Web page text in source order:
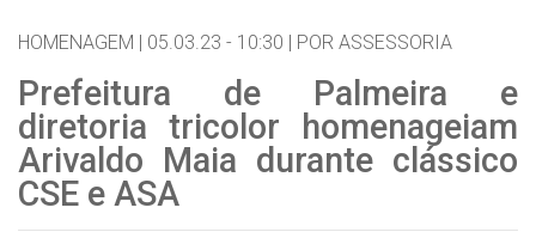
HOMENAGEM | 05.03.23 - 10:30 | POR ASSESSORIA
Prefeitura de Palmeira e
diretoria tricolor homenageiam
Arivaldo Maia durante clássico
CSE e ASA